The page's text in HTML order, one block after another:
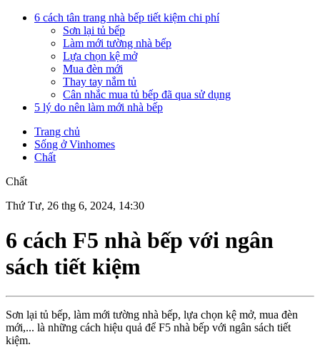
6 cách tân trang nhà bếp tiết kiệm chi phí
Sơn lại tủ bếp
Làm mới tường nhà bếp
Lựa chọn kệ mở
Mua đèn mới
Thay tay nắm tủ
Cân nhắc mua tủ bếp đã qua sử dụng
5 lý do nên làm mới nhà bếp
Trang chủ
Sống ở Vinhomes
Chất
Chất
Thứ Tư, 26 thg 6, 2024, 14:30
6 cách F5 nhà bếp với ngân
sách tiết kiệm
Sơn lại tủ bếp, làm mới tường nhà bếp, lựa chọn kệ mở, mua đèn
mới,... là những cách hiệu quả để F5 nhà bếp với ngân sách tiết
kiệm.